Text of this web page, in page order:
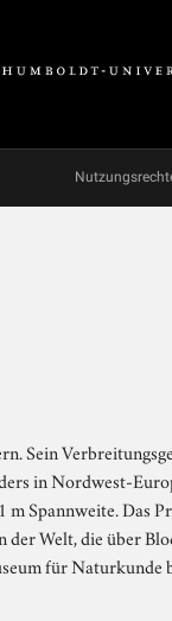
Sein
in Nordwest-
Spannweite. Das
der Welt, die über
für Naturkunde